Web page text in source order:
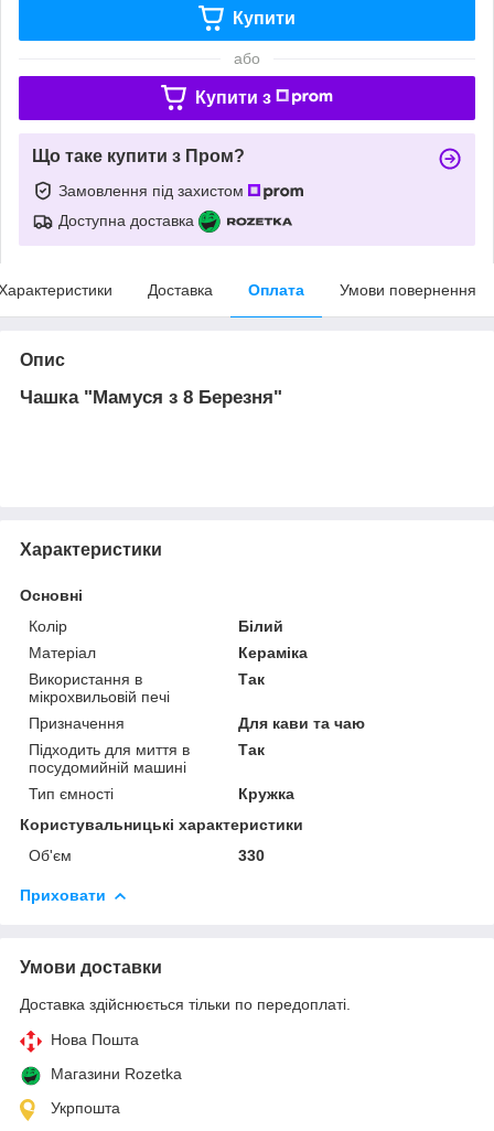
Купити
або
Купити з
Що таке купити з Пром?
Замовлення під захистом
Доступна доставка
Доставка Оплата Умови повернення
Опис
Чашка "Мамуся з 8 Березня"
Характеристики
Основні
Колір
Білий
Матеріал
Кераміка
Використання в
мікрохвильовій печі
Так
Призначення
Для кави та чаю
Підходить для миття в
посудомийній машині
Так
Тип ємності
Кружка
Користувальницькі характеристики
Об'єм
330
Приховати
Умови доставки
Доставка здійснюється тільки по передоплаті.
Нова Пошта
Магазини Rozetka
Укрпошта